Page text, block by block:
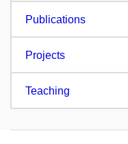
Publications
Projects
Teaching